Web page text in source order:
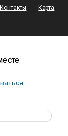
Контакты
Карта